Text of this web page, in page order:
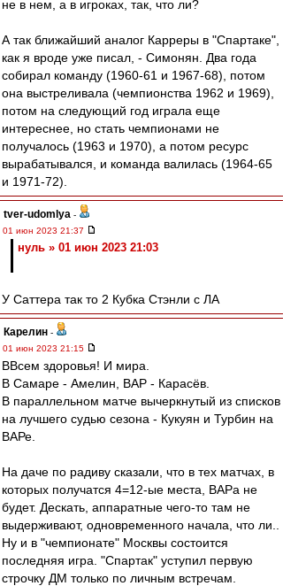
не в нем, а в игроках, так, что ли?
А так ближайший аналог Карреры в "Спартаке",
как я вроде уже писал, - Симонян. Два года
собирал команду (1960-61 и 1967-68), потом
она выстреливала (чемпионства 1962 и 1969),
потом на следующий год играла еще
интереснее, но стать чемпионами не
получалось (1963 и 1970), а потом ресурс
вырабатывался, и команда валилась (1964-65
и 1971-72).
tver-udomlya -
01 июн 2023 21:37
нуль » 01 июн 2023 21:03
У Саттера так то 2 Кубка Стэнли с ЛА
Карелин -
01 июн 2023 21:15
ВВсем здоровья! И мира.
В Самаре - Амелин, ВАР - Карасёв.
В параллельном матче вычеркнутый из списков
на лучшего судью сезона - Кукуян и Турбин на
ВАРе.
На даче по радиву сказали, что в тех матчах, в
которых получатся 4=12-ые места, ВАРа не
будет. Дескать, аппаратные чего-то там не
выдерживают, одновременного начала, что ли..
Ну и в "чемпионате" Москвы состоится
последняя игра. "Спартак" уступил первую
строчку ДМ только по личным встречам.